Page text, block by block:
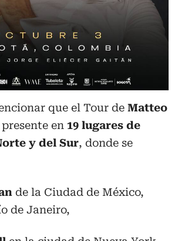
que el Tour de Matteo
en 19 lugares de
y del Sur, donde se
de la Ciudad de México,
de Janeiro,